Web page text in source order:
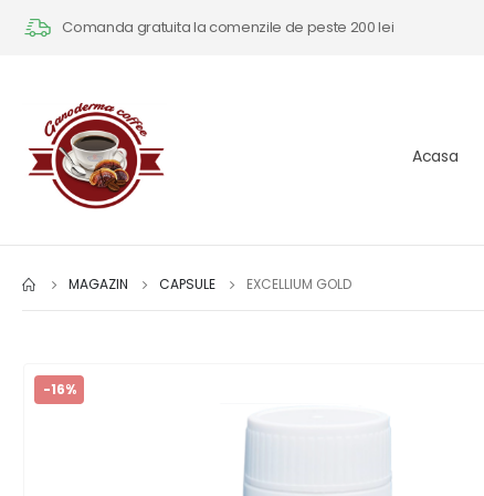
Comanda gratuita la comenzile de peste 200 lei
Acasa
MAGAZIN CAPSULE EXCELLIUM GOLD
-16%